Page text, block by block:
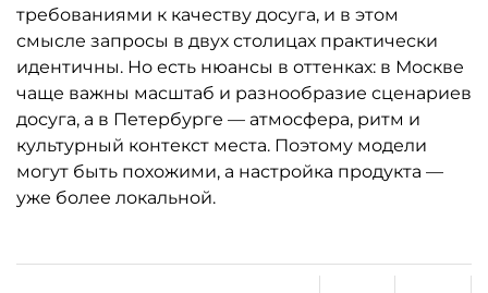
требованиями к качеству досуга, и в этом
смысле запросы в двух столицах практически
идентичны. Но есть нюансы в оттенках: в Москве
чаще важны масштаб и разнообразие сценариев
досуга, а в Петербурге — атмосфера, ритм и
культурный контекст места. Поэтому модели
могут быть похожими, а настройка продукта —
уже более локальной.